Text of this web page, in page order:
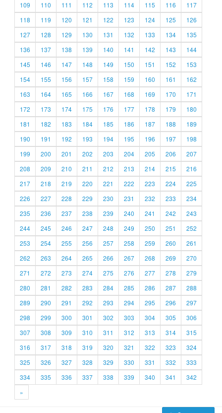
109
110 111 112 113 114 115 116
117
118
119 120 121 122 123 124 125
126
127
128 129 130 131 132 133 134
135
136
137 138 139 140 141 142 143
144
145
146 147 148 149 150 151 152
153
154
155 156 157 158 159 160 161
162
163
164 165 166 167 168 169 170
171
172
173 174 175 176 177 178 179
180
181
182 183 184 185 186 187 188
189
190
191 192 193 194 195 196 197
198
199
200 201 202 203 204 205 206
207
208
209 210 211 212 213 214 215
216
217
218 219 220 221 222 223 224
225
226
227 228 229 230 231 232 233
234
235
236 237 238 239 240 241 242
243
244
245 246 247 248 249 250 251
252
253
254 255 256 257 258 259 260
261
262
263 264 265 266 267 268 269
270
271
272 273 274 275 276 277 278
279
280
281 282 283 284 285 286 287
288
289
290 291 292 293 294 295 296
297
298
299 300 301 302 303 304 305
306
307
308 309 310 311 312 313 314
315
316
317 318 319 320 321 322 323
324
325
326 327 328 329 330 331 332
333
334
335 336 337 338 339 340 341
342
»